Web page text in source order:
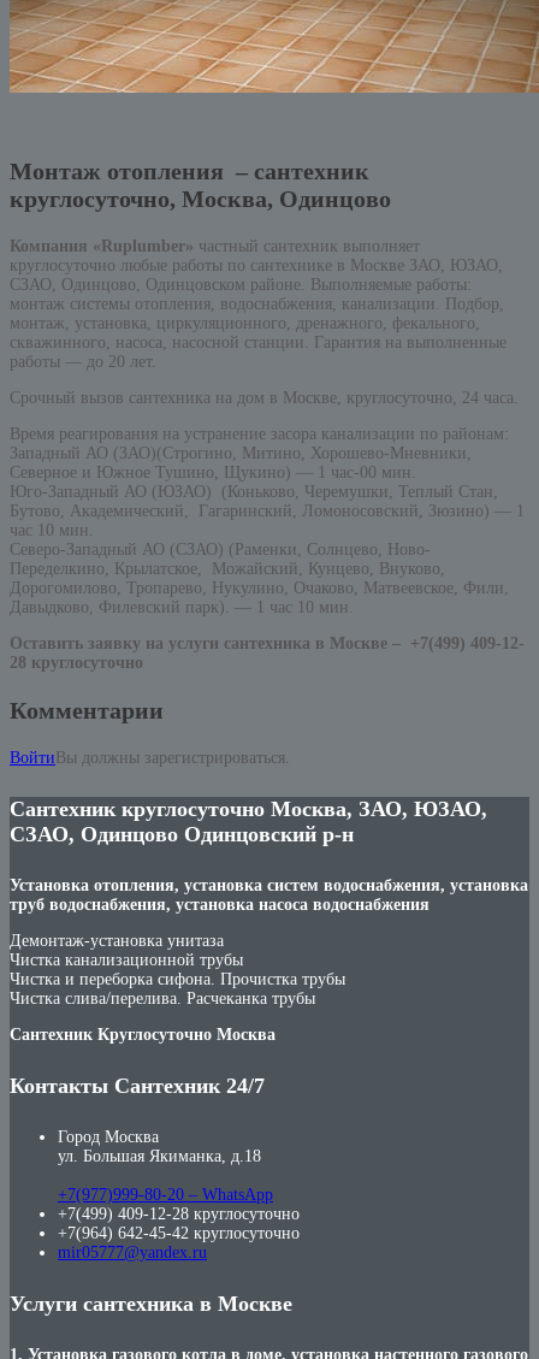
Монтаж отопления – сантехник
круглосуточно, Москва, Одинцово
Компания «Ruplumber» частный сантехник выполняет
круглосуточно любые работы по сантехнике в Москве ЗАО, ЮЗАО,
СЗАО, Одинцово, Одинцовском районе. Выполняемые работы:
монтаж системы отопления, водоснабжения, канализации. Подбор,
монтаж, установка, циркуляционного, дренажного, фекального,
скважинного, насоса, насосной станции. Гарантия на выполненные
работы — до 20 лет.
Срочный вызов сантехника на дом в Москве, круглосуточно, 24 часа.
Время реагирования на устранение засора канализации по районам:
Западный АО (ЗАО)(Строгино, Митино, Хорошево-Мневники,
Северное и Южное Тушино, Щукино) — 1 час-00 мин.
Юго-Западный АО (ЮЗАО) (Коньково, Черемушки, Теплый Стан,
Бутово, Академический, Гагаринский, Ломоносовский, Зюзино) — 1
час 10 мин.
Северо-Западный АО (СЗАО) (Раменки, Солнцево, Ново-
Переделкино, Крылатское, Можайский, Кунцево, Внуково,
Дорогомилово, Тропарево, Нукулино, Очаково, Матвеевское, Фили,
Давыдково, Филевский парк). — 1 час 10 мин.
Оставить заявку на услуги сантехника в Москве – +7(499) 409-12-
28 круглосуточно
Комментарии
Войти Вы должны зарегистрироваться.
Сантехник круглосуточно Москва, ЗАО, ЮЗАО,
СЗАО, Одинцово Одинцовский р-н
Установка отопления, установка систем водоснабжения, установка
труб водоснабжения, установка насоса водоснабжения
Демонтаж-установка унитаза
Чистка канализационной трубы
Чистка и переборка сифона. Прочистка трубы
Чистка слива/перелива. Расчеканка трубы
Сантехник Круглосуточно Москва
Контакты Сантехник 24/7
Город Москва
ул. Большая Якиманка, д.18
+7(977)999-80-20 – WhatsApp
+7(499) 409-12-28 круглосуточно
+7(964) 642-45-42 круглосуточно
mir05777@yandex.ru
Услуги сантехника в Москве
1. Установка газового котла в доме, установка настенного газового